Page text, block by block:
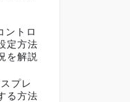
ントロ
定方法
を解説
プレ
る方法